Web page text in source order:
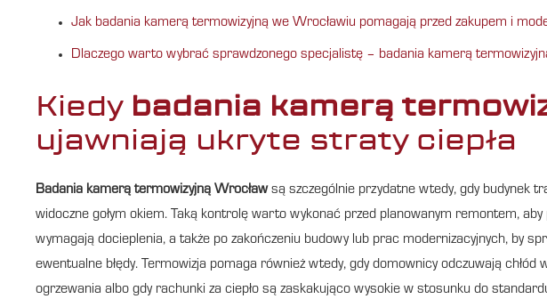
Jak badania kamerą termowizyjną we Wrocławiu pomagają przed zakupem i
Dlaczego warto wybrać sprawdzonego specjalistę – badania kamerą
Kiedy badania kamerą
ujawniają ukryte straty ciepła
Badania kamerą termowizyjną Wrocławsą szczególnie przydatne wtedy, gdy budynek
widoczne gołym okiem. Taką kontrolę warto wykonać przed planowanym remontem,
wymagają docieplenia, a także po zakończeniu budowy lub prac modernizacyjnych, by
ewentualne błędy. Termowizja pomaga również wtedy, gdy domownicy odczuwają chłód
ogrzewania albo gdy rachunki za ciepło są zaskakująco wysokie w stosunku do